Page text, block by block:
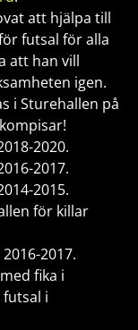
att hjälpa till
futsal för alla
att han vill
igen.
i Sturehallen på
2020.
2017.
2015.
för killar
2017.
fika i
futsal i